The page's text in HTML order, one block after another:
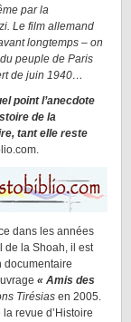
par la
Le film allemand
longtemps – on
peuple de Paris
de juin 1940…
point l’anecdote
de la
tant elle reste
dans les années
de la Shoah, il est
documentaire
« Amis des
Tirésias en 2005.
revue d’Histoire